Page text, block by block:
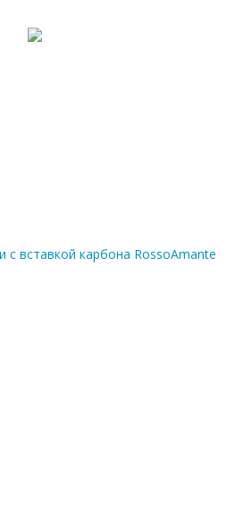
с вставкой карбона RossoAmante